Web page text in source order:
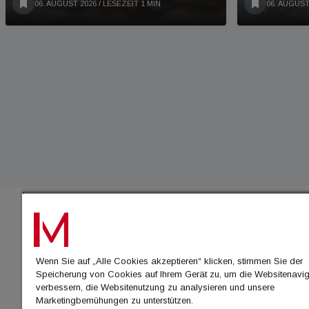
06. AUGUST 2026 / LESEZEIT 1 MIN 06.
Wenn Sie auf „Alle Cookies akzeptieren“ klicken, stimmen Sie der
Speicherung von Cookies auf Ihrem Gerät zu, um die
verbessern, die Websitenutzung zu analysieren und unsere
Marketingbemühungen zu unterstützen.